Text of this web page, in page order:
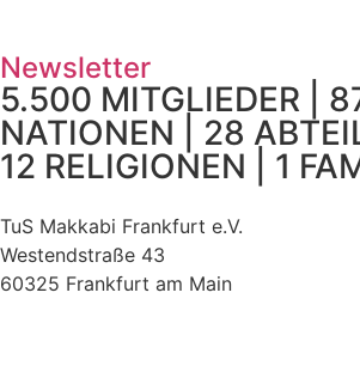
Newsletter
5.500 MITGLIEDER |
NATIONEN | 28
12 RELIGIONEN | 1
TuS Makkabi Frankfurt e.V.
Westendstraße 43
60325 Frankfurt am Main